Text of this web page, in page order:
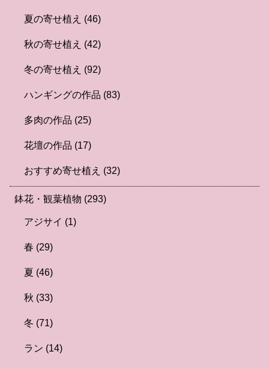
夏の寄せ植え (46)
秋の寄せ植え (42)
冬の寄せ植え (92)
ハンギングの作品 (83)
多肉の作品 (25)
花壇の作品 (17)
おすすめ寄せ植え (32)
鉢花・観葉植物 (293)
アジサイ (1)
春 (29)
夏 (46)
秋 (33)
冬 (71)
ラン (14)